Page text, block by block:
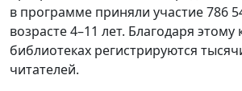
в программе приняли участие 786
возрасте 4–11 лет. Благодаря
библиотеках регистрируются
читателей.